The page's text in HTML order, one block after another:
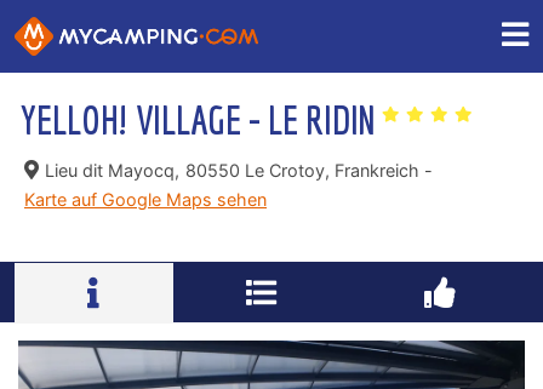
YELLOH! VILLAGE - LE RIDIN
Lieu dit Mayocq, 80550 Le Crotoy, Frankreich -
Karte auf Google Maps sehen